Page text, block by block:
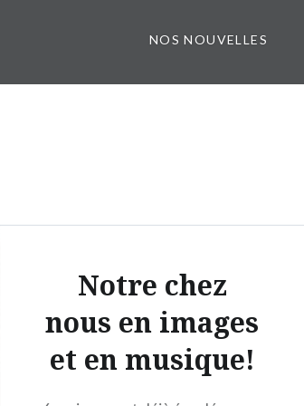
NOS NOUVELLES
Notre chez
nous en images
et en musique!